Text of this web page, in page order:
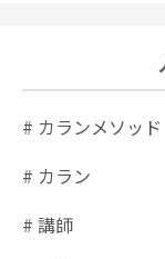
# カランメソッド
# カラン
# 講師